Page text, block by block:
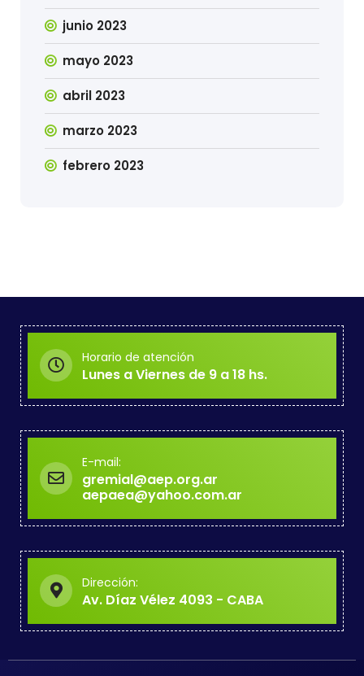
junio 2023
mayo 2023
abril 2023
marzo 2023
febrero 2023
Horario de atención
Lunes a Viernes de 9 a 18 hs.
E-mail:
gremial@aep.org.ar
aepaea@yahoo.com.ar
Dirección:
Av. Díaz Vélez 4093 - CABA